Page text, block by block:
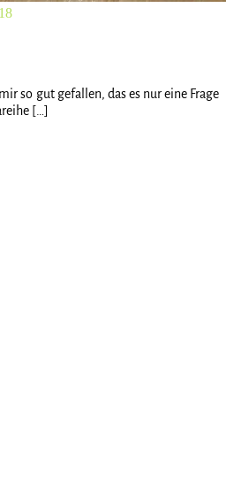
so gut gefallen, das es nur eine Frage
[…]